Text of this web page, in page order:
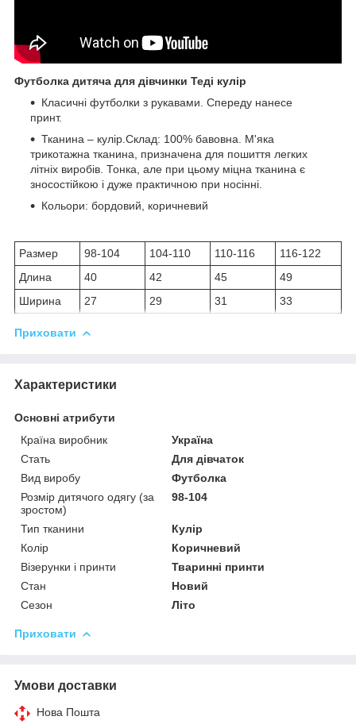
Футболка дитяча для дівчинки Теді кулір
Класичні футболки з рукавами. Спереду нанесе
принт.
Тканина – кулір.Склад: 100% бавовна. М'яка
трикотажна тканина, призначена для пошиття легких
літніх виробів. Тонка, але при цьому міцна тканина є
зносостійкою і дуже практичною при носінні.
Кольори: бордовий, коричневий
Размер 98-104 104-110 110-116
116-122
Длина
40 42 45
49
Ширина
27 29 31 33
Приховати
Характеристики
Основні атрибути
Країна виробник
Україна
Стать
Для дівчаток
Вид виробу
Футболка
Розмір дитячого одягу (за
зростом)
98-104
Тип тканини
Кулір
Колір
Коричневий
Візерунки і принти
Тваринні принти
Стан
Новий
Сезон
Літо
Приховати
Умови доставки
Нова Пошта